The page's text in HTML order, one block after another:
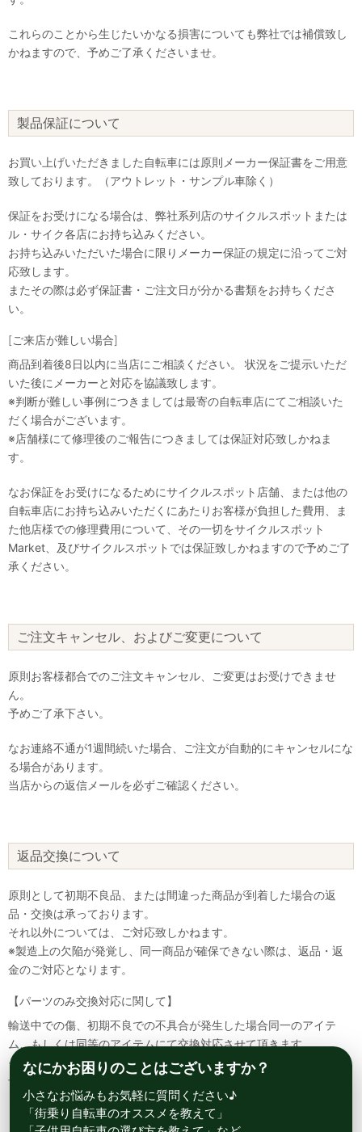
これらのことから生じたいかなる損害についても弊社では補償致し
かねますので、予めご了承くださいませ。
製品保証について
お買い上げいただきました自転車には原則メーカー保証書をご用意
致しております。（アウトレット・サンプル車除く）
保証をお受けになる場合は、弊社系列店のサイクルスポットまたは
ル・サイク各店にお持ち込みください。
お持ち込みいただいた場合に限りメーカー保証の規定に沿ってご対
応致します。
またその際は必ず保証書・ご注文日が分かる書類をお持ちくださ
い。
[ご来店が難しい場合]
商品到着後8日以内に当店にご相談ください。 状況をご提示いただ
いた後にメーカーと対応を協議致します。
※判断が難しい事例につきましては最寄の自転車店にてご相談いた
だく場合がございます。
※店舗様にて修理後のご報告につきましては保証対応致しかねま
す。
なお保証をお受けになるためにサイクルスポット店舗、または他の
自転車店にお持ち込みいただくにあたりお客様が負担した費用、ま
た他店様での修理費用について、その一切をサイクルスポット
Market、及びサイクルスポットでは保証致しかねますので予めご了
承ください。
ご注文キャンセル、およびご変更について
原則お客様都合でのご注文キャンセル、ご変更はお受けできませ
ん。
予めご了承下さい。
なお連絡不通が1週間続いた場合、ご注文が自動的にキャンセルにな
る場合があります。
当店からの返信メールを必ずご確認ください。
返品交換について
原則として初期不良品、または間違った商品が到着した場合の返
品・交換は承っております。
それ以外については、ご対応致しかねます。
※製造上の欠陥が発覚し、同一商品が確保できない際は、返品・返
金のご対応となります。
【パーツのみ交換対応に関して】
輸送中での傷、初期不良での不具合が発生した場合同一のアイテ
ム、もしくは同等のアイテムにて交換対応させて頂きます。
その場合該当部品を着払いにて返送して頂く必要が御座いますので
予めご了承ください。
なにかお困りのことはございますか？
小さなお悩みもお気軽に質問ください♪
「街乗り自転車のオススメを教えて」